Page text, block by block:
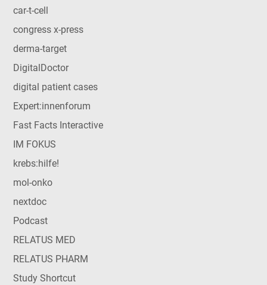
car-t-cell
congress x-press
derma-target
DigitalDoctor
digital patient cases
Expert:innenforum
Fast Facts Interactive
IM FOKUS
krebs:hilfe!
mol-onko
nextdoc
Podcast
RELATUS MED
RELATUS PHARM
Study Shortcut